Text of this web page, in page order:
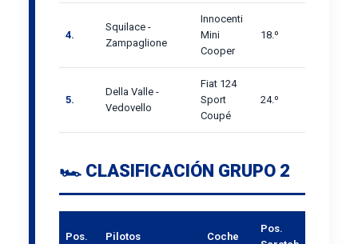
4.
Squilace -
Zampaglione
Innocenti
Mini
Cooper
18.º
5.
Della Valle -
Vedovello
Fiat 124
Sport
Coupé
24.º
🏎️ CLASIFICACIÓN GRUPO 2
Pos. Pilotos Coche
Pos.